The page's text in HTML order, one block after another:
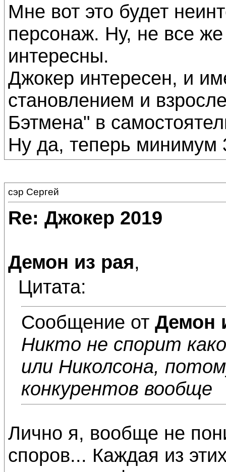
Мне вот это будет
персонаж. Ну, не все
интересны.
Джокер интересен, и
становлением и
Бэтмена" в
Ну да, теперь
сэр Сергей
Re: Джокер 2019
Демон из рая,
Цитата:
Сообщение от Демон
Никто не спорит
или Николсона,
конкурентов вообще
Лично я, вообще не
споров... Каждая из